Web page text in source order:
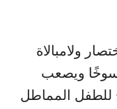
ولامبالاة
ويصعب
للطفل المماطل